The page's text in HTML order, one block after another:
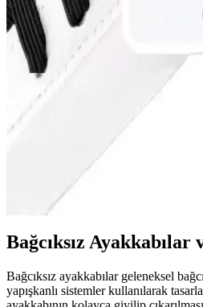
Yaz Ayakkabılarında Hafiflik
Özellikleri ve Seçim Rehberi
Yaz ayakkabıları, hafif ve nefes
sıcak havalarda konfor sağlar, ayak
Bağcıksız ve Bağlanmayan
Konforlu Ayakkabı
Gelişmiş bağcık teknolojileri,
hale getiriyor, kullanım kolaylığı
Bağcıksız Ayakkabılar
Bağcıksız ayakkabılar geleneksel
yapışkanlı sistemler kullanılarak